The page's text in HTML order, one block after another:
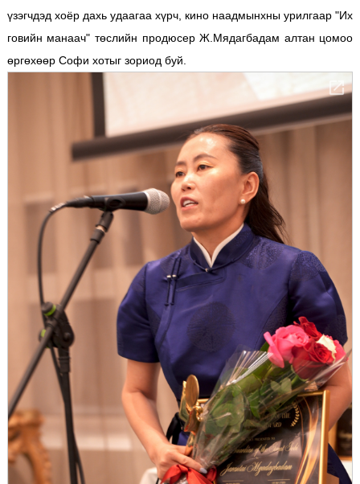
үзэгчдэд хоёр дахь удаагаа хүрч, кино наадмынхны урилгаар "Их
говийн манаач" төслийн продюсер Ж.Мядагбадам алтан цомоо
өргөхөөр Софи хотыг зориод буй.